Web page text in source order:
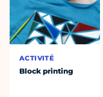
ACTIVITÉ
Block printing